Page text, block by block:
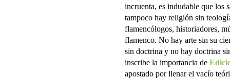
incruenta, es indudable que los
tampoco hay religión sin
flamencólogos, historiadores,
flamenco. No hay arte sin su
sin doctrina y no hay doctrina
inscribe la importancia de
apostado por llenar el vacío